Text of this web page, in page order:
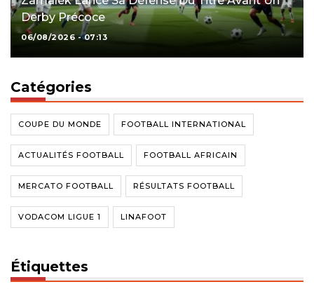
Derby Précoce
06/08/2026 - 07:13
Catégories
COUPE DU MONDE FOOTBALL INTERNATIONAL
ACTUALITÉS FOOTBALL FOOTBALL AFRICAIN
MERCATO FOOTBALL RÉSULTATS FOOTBALL
VODACOM LIGUE 1 LINAFOOT
Étiquettes